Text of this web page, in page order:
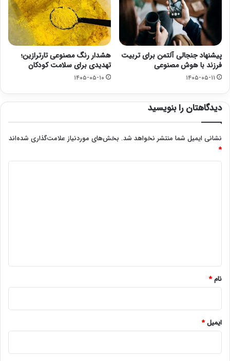
پیشنهاد جنجالی آلتمن برای تربیت
فرزند با هوش مصنوعی
۱۴۰۵-۰۵-۱۱
هشدار رنگ مصنوعی تارترازین؛
تهدیدی برای سلامت کودکان
۱۴۰۵-۰۵-۱۰
دیدگاهتان را بنویسید
نشانی ایمیل شما منتشر نخواهد شد. بخش‌های موردنیاز علامت‌گذاری شده‌اند
*
نام*
ایمیل*